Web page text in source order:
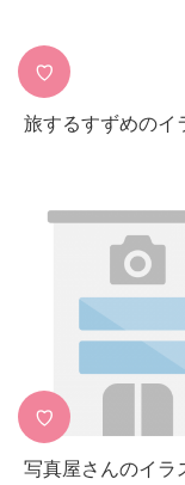
♡
旅するすずめのイ
♡
写真屋さんのイラ